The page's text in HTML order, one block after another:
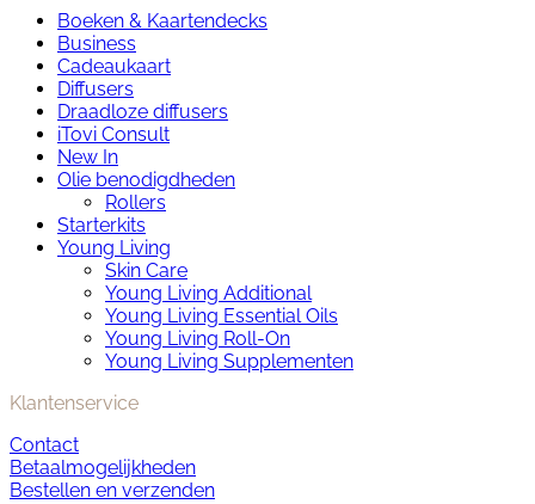
Boeken & Kaartendecks
Business
Cadeaukaart
Diffusers
Draadloze diffusers
iTovi Consult
New In
Olie benodigdheden
Rollers
Starterkits
Young Living
Skin Care
Young Living Additional
Young Living Essential Oils
Young Living Roll-On
Young Living Supplementen
Klantenservice
Contact
Betaalmogelijkheden
Bestellen en verzenden